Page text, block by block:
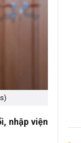
nhập viện